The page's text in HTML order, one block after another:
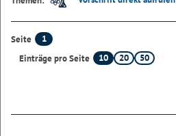
Seite
1
Einträge pro Seite
10 20 50